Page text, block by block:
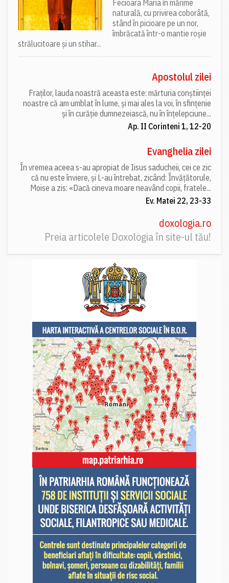
Fecioara Maria în mărime
naturală, cu privirea coborâtă,
stând în picioare pe un nor,
îmbrăcată într-o mantie roșie
strălucitoare și un stihar...
Apostolul zilei
Fraților, lauda noastră aceasta este: mărturia conștiinței
noastre că am umblat în lume, și mai ales la voi, în sfințenie
și în curăție dumnezeiască, nu în înțelepciune...
Ap. II Corinteni 1, 12-20
Evanghelia zilei
În vremea aceea s-au apropiat de Iisus saducheii, cei ce zic
că nu este înviere, și L-au întrebat, zicând: Învățătorule,
Moise a zis: «Dacă cineva moare neavând copii, fratele...
Ev. Matei 22, 23-33
doxologia.ro
Preia articolele Doxologia în site-ul tău!